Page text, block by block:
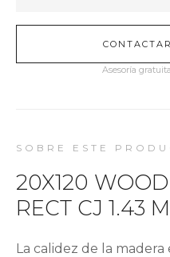
Asesoría
SOBRE ESTE
20X120
RECT CJ 1.43
La calidez de la